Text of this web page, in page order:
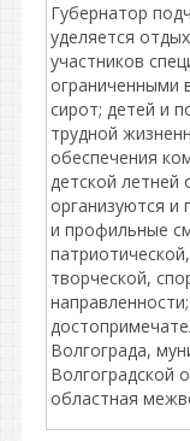
Губернатор
уделяется
участников
ограниченными
сирот; детей и
трудной
обеспечения
детской летней
организуются
и профильные
творческой,
Волгограда,
Волгоградской
областная